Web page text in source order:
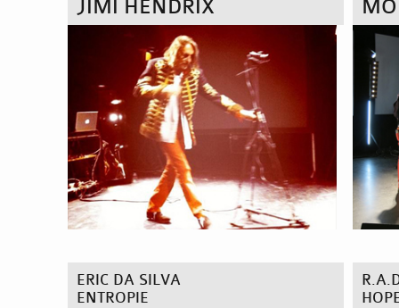
JIMI HENDRIX
ERIC DA SILVA
ENTROPIE